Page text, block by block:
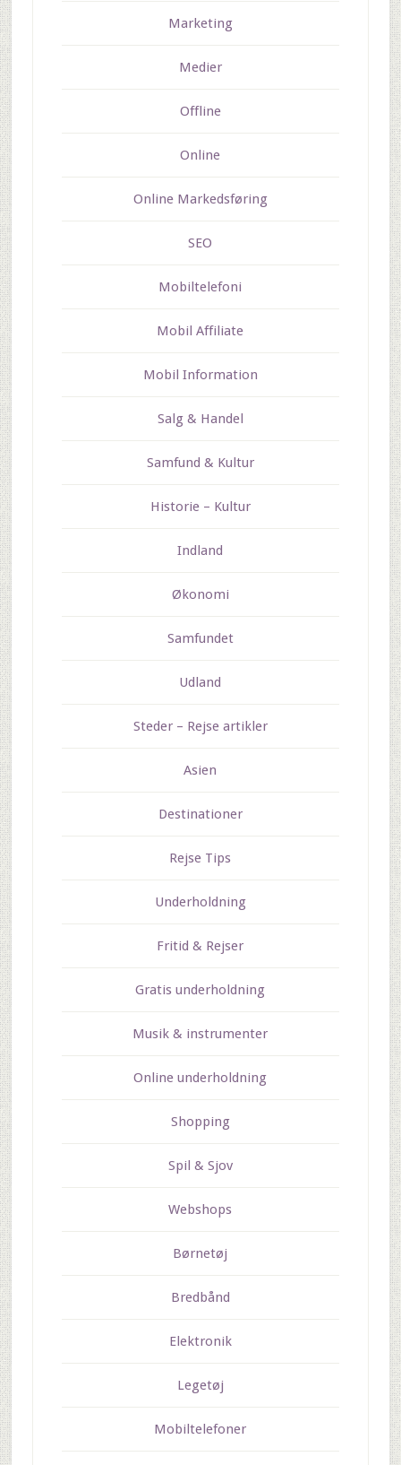
Marketing
Medier
Offline
Online
Online Markedsføring
SEO
Mobiltelefoni
Mobil Affiliate
Mobil Information
Salg & Handel
Samfund & Kultur
Historie – Kultur
Indland
Økonomi
Samfundet
Udland
Steder – Rejse artikler
Asien
Destinationer
Rejse Tips
Underholdning
Fritid & Rejser
Gratis underholdning
Musik & instrumenter
Online underholdning
Shopping
Spil & Sjov
Webshops
Børnetøj
Bredbånd
Elektronik
Legetøj
Mobiltelefoner